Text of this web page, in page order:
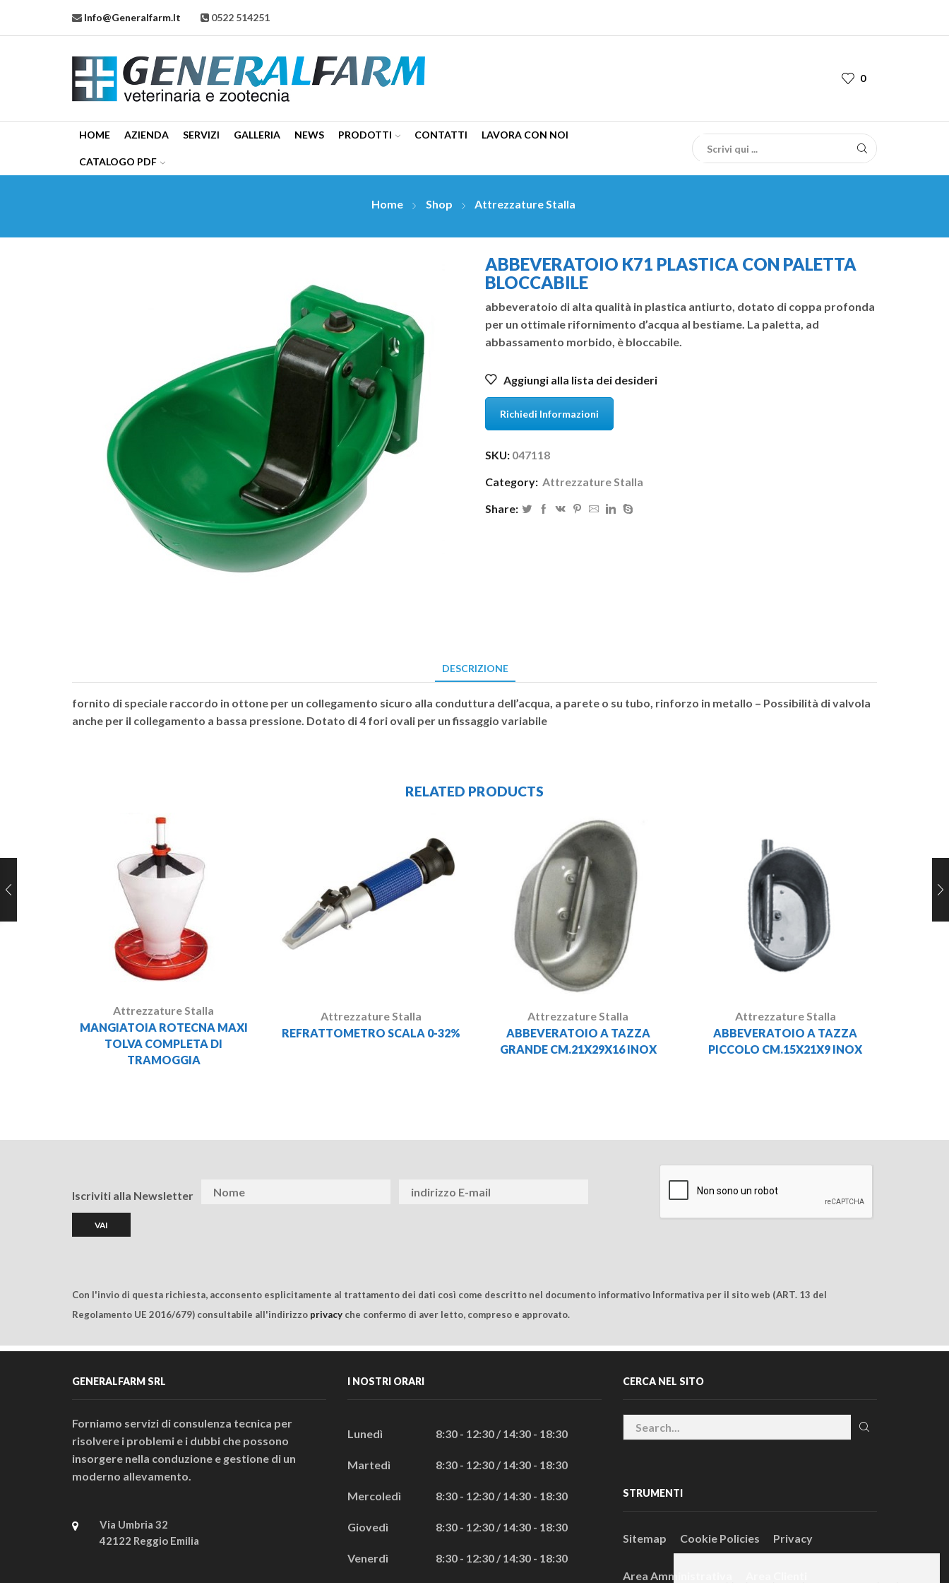
Info@generalfarm.it 0522 514251
0
HOME AZIENDA SERVIZI GALLERIA NEWS PRODOTTI CONTATTI LAVORA CON NOI
CATALOGO PDF
Home Shop Attrezzature Stalla
ABBEVERATOIO K71 PLASTICA CON PALETTA
BLOCCABILE
abbeveratoio di alta qualità in plastica antiurto, dotato di coppa profonda
per un ottimale rifornimento d’acqua al bestiame. La paletta, ad
abbassamento morbido, è bloccabile.
Aggiungi alla lista dei desideri
Richiedi Informazioni
SKU: 047118
Category: Attrezzature Stalla
Share:
DESCRIZIONE
fornito di speciale raccordo in ottone per un collegamento sicuro alla conduttura dell’acqua, a parete o su tubo, rinforzo in metallo – Possibilità di valvola
anche per il collegamento a bassa pressione. Dotato di 4 fori ovali per un fissaggio variabile
RELATED PRODUCTS
Attrezzature Stalla
MANGIATOIA ROTECNA MAXI
TOLVA COMPLETA DI
TRAMOGGIA
Attrezzature Stalla
REFRATTOMETRO SCALA 0-32%
Attrezzature Stalla
ABBEVERATOIO A TAZZA
GRANDE CM.21X29X16 INOX
Attrezzature Stalla
ABBEVERATOIO A TAZZA
PICCOLO CM.15X21X9 INOX
Iscriviti alla Newsletter
Con l'invio di questa richiesta, acconsento esplicitamente al trattamento dei dati così come descritto nel documento informativo Informativa per il sito web (ART. 13 del
Regolamento UE 2016/679) consultabile all'indirizzo privacy che confermo di aver letto, compreso e approvato.
GENERALFARM SRL
Forniamo servizi di consulenza tecnica per
risolvere i problemi e i dubbi che possono
insorgere nella conduzione e gestione di un
moderno allevamento.
Via Umbria 32
42122 Reggio Emilia
I NOSTRI ORARI
Lunedì 8:30 - 12:30 / 14:30 - 18:30
Martedì 8:30 - 12:30 / 14:30 - 18:30
Mercoledì 8:30 - 12:30 / 14:30 - 18:30
Giovedì 8:30 - 12:30 / 14:30 - 18:30
Venerdì 8:30 - 12:30 / 14:30 - 18:30
CERCA NEL SITO
STRUMENTI
Sitemap Cookie Policies Privacy
Area Amministrativa